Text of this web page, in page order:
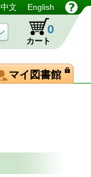
中文 English
カート
0
マイ図書館